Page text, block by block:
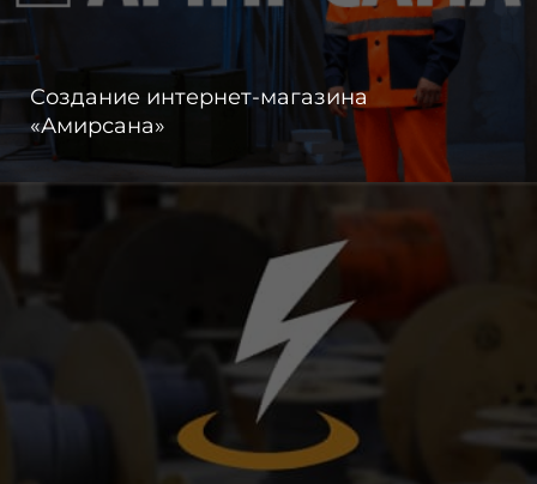
Создание интернет-магазина
«Амирсана»